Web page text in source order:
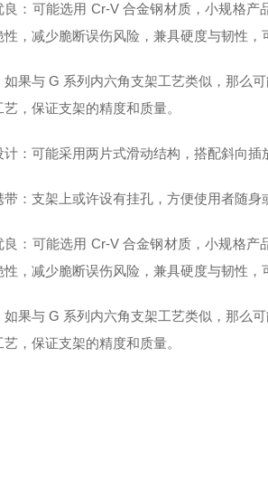
良：可能选用 Cr-V 合金钢材质，小规格产
性，减少脆断误伤风险，兼具硬度与韧性，
如果与 G 系列内六角支架工艺类似，那么
，保证支架的精度和质量。
计：可能采用两片式滑动结构，搭配斜向插
带：支架上或许设有挂孔，方便使用者随身
良：可能选用 Cr-V 合金钢材质，小规格产
性，减少脆断误伤风险，兼具硬度与韧性，
如果与 G 系列内六角支架工艺类似，那么
，保证支架的精度和质量。